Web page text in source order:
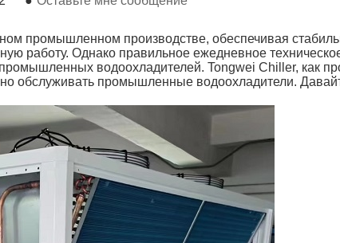
промышленном производстве, обеспечивая
работу. Однако правильное ежедневное
водоохладителей. Tongwei Chiller, как
обслуживать промышленные водоохладители.